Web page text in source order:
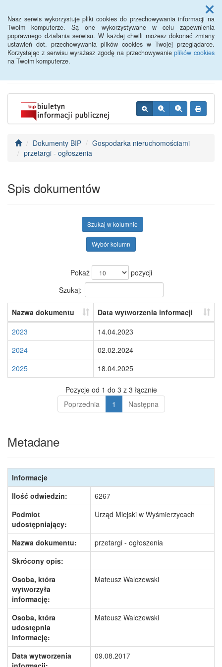
Nasz serwis wykorzystuje pliki cookies do przechowywania informacji na
Twoim komputerze. Są one wykorzystywane w celu zapewnienia
poprawnego działania serwisu. W każdej chwili możesz dokonać zmiany
ustawień dot. przechowywania plików cookies w Twojej przeglądarce.
Korzystając z serwisu wyrażasz zgodę na przechowywanieplików cookies
na Twoim komputerze.
Menu
BIP - Urząd Miejski
Wyśmierzyce
Dokumenty BIP
Gospodarka nieruchomościami
przetargi - ogłoszenia
Spis dokumentów
Szukaj w kolumnie
Wybór kolumn
Pokaż
pozycji
Szukaj:
Nazwa dokumentu
Data wytworzenia informacji
2023
14.04.2023
2024
02.02.2024
2025
18.04.2025
Pozycje od 1 do 3 z 3 łącznie
Poprzednia
1 Następna
Metadane
Informacje
Ilość odwiedzin:
6267
Podmiot
udostępniający:
Urząd Miejski w Wyśmierzycach
Nazwa dokumentu:
przetargi - ogłoszenia
Skrócony opis:
Osoba, która
wytworzyła
informację:
Mateusz Walczewski
Osoba, która
udostępnia
informację:
Mateusz Walczewski
Data wytworzenia
09.08.2017